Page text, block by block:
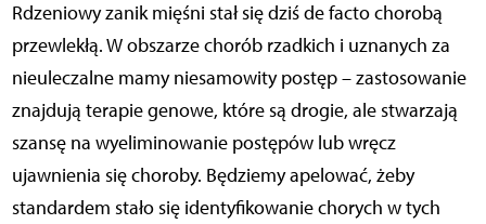
Rdzeniowy zanik mięśni stał się dziś de facto chorobą
przewlekłą. W obszarze chorób rzadkich i uznanych za
nieuleczalne mamy niesamowity postęp – zastosowanie
znajdują terapie genowe, które są drogie, ale stwarzają
szansę na wyeliminowanie postępów lub wręcz
ujawnienia się choroby. Będziemy apelować, żeby
standardem stało się identyfikowanie chorych w tych